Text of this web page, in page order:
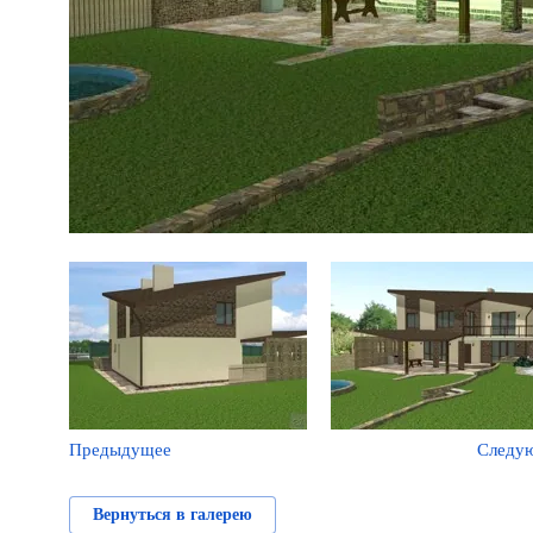
Предыдущее
Вернуться в галерею